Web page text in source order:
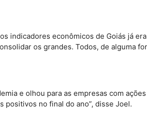
indicadores econômicos de Goiás já
os grandes. Todos, de alguma
e olhou para as empresas com
positivos no final do ano”, disse Joel.